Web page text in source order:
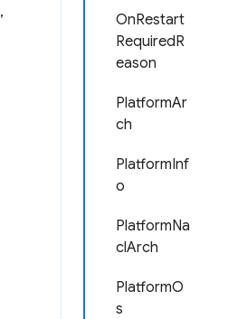
OnRestart
RequiredR
eason
PlatformAr
ch
PlatformInf
o
PlatformNa
clArch
PlatformO
s
,